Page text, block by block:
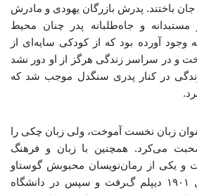
باختند. پدرش بازرگان یهودی و مادرش
و جاه‌طلبانه پدر چنان محیط
وجود آورده بود که از کودکی سایه‌ای از
و در سراسر زندگی هرگز از او دور نشد
در کنار پدری سنگدل موجب شد که
عنوان زبان نخست آموخت، ولی زبان چکی را
می‌کرد. همچنین با زبان و فرهنگ
و یکی از رمان‌نویسان محبوبش گوستاو
فلوبر بود. کافکا در سال ۱۹۰۱ دیپلم گرفت و سپس در دانشگاه